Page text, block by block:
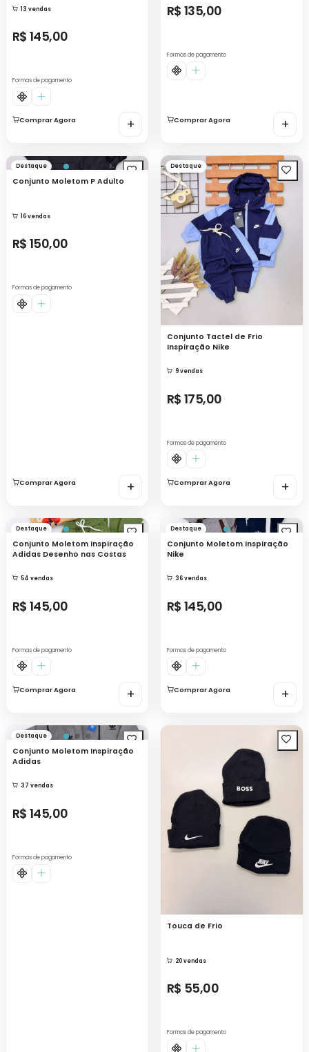
13 vendas
R$ 145,00
Formas de pagamento
Comprar Agora +
R$ 135,00
Formas de pagamento
Comprar Agora +
Destaque
Conjunto Moletom P Adulto
16 vendas
R$ 150,00
Formas de pagamento
Comprar Agora +
Destaque
Conjunto Tactel de Frio
Inspiração Nike
9 vendas
R$ 175,00
Formas de pagamento
Comprar Agora +
Destaque
Conjunto Moletom Inspiração
Adidas Desenho nas Costas
54 vendas
R$ 145,00
Formas de pagamento
Comprar Agora +
Destaque
Conjunto Moletom Inspiração
Nike
36 vendas
R$ 145,00
Formas de pagamento
Comprar Agora +
Destaque
Conjunto Moletom Inspiração
Adidas
37 vendas
R$ 145,00
Formas de pagamento
Touca de Frio
20 vendas
R$ 55,00
Formas de pagamento